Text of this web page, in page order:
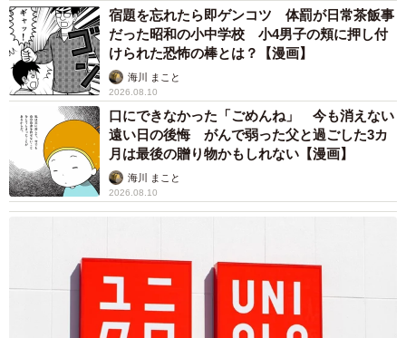
宿題を忘れたら即ゲンコツ 体罰が日常茶飯事
だった昭和の小中学校 小4男子の頬に押し付
けられた恐怖の棒とは？【漫画】
海川 まこと
2026.08.10
口にできなかった「ごめんね」 今も消えない
遠い日の後悔 がんで弱った父と過ごした3カ
月は最後の贈り物かもしれない【漫画】
海川 まこと
2026.08.10